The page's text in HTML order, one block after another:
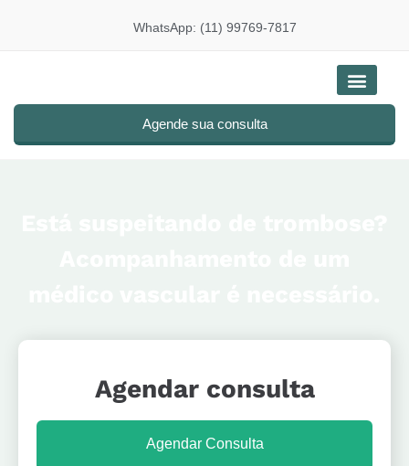
WhatsApp: (11) 99769-7817
Agende sua consulta
Agendar consulta
Agendar Consulta